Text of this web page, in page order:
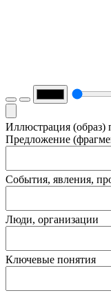
Иллюстрация (образ)
Предложение
События, явления,
Люди, организации
Ключевые понятия